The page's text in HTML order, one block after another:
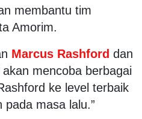
membantu tim
Amorim.
Marcus Rashford dan
mencoba berbagai
ke level terbaik
masa lalu.”